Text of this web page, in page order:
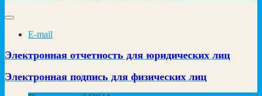
E-mail
Электронная отчетность для юридических лиц
Электронная подпись для физических лиц